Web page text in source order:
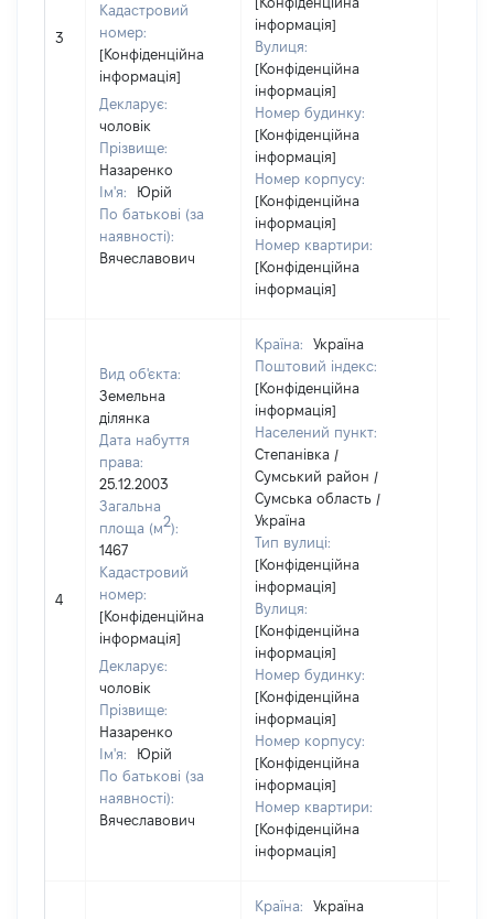
3
Кадастровий
номер:
[Конфіденційна
інформація]
Декларує:
чоловік
Прізвище:
Назаренко
Ім'я:
Юрій
По батькові (за
наявності):
Вячеславович
інформація]
Вулиця:
[Конфіденційна
інформація]
Номер будинку:
[Конфіденційна
інформація]
Номер корпусу:
[Конфіденційна
інформація]
Номер квартири:
[Конфіденційна
інформація]
4
Вид об'єкта:
Земельна
ділянка
Дата набуття
права:
25.12.2003
Загальна
площа (м2):
1467
Кадастровий
номер:
[Конфіденційна
інформація]
Декларує:
чоловік
Прізвище:
Назаренко
Ім'я:
Юрій
По батькові (за
наявності):
Вячеславович
Країна:
Україна
Поштовий індекс:
[Конфіденційна
інформація]
Населений пункт:
Степанівка /
Сумський район /
Сумська область /
Україна
Тип вулиці:
[Конфіденційна
інформація]
Вулиця:
[Конфіденційна
інформація]
Номер будинку:
[Конфіденційна
інформація]
Номер корпусу:
[Конфіденційна
інформація]
Номер квартири:
[Конфіденційна
інформація]
Країна:
Україна